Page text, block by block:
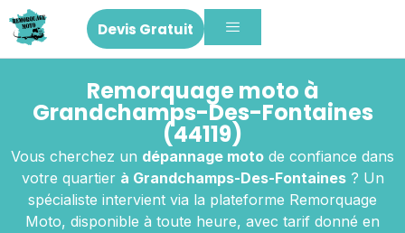
Devis Gratuit
Remorquage moto à
Grandchamps-Des-Fontaines
(44119)
Vous cherchez un dépannage moto de confiance dans
votre quartier à Grandchamps-Des-Fontaines? Un
spécialiste intervient via la plateforme Remorquage
Moto, disponible à toute heure, avec tarif donné en